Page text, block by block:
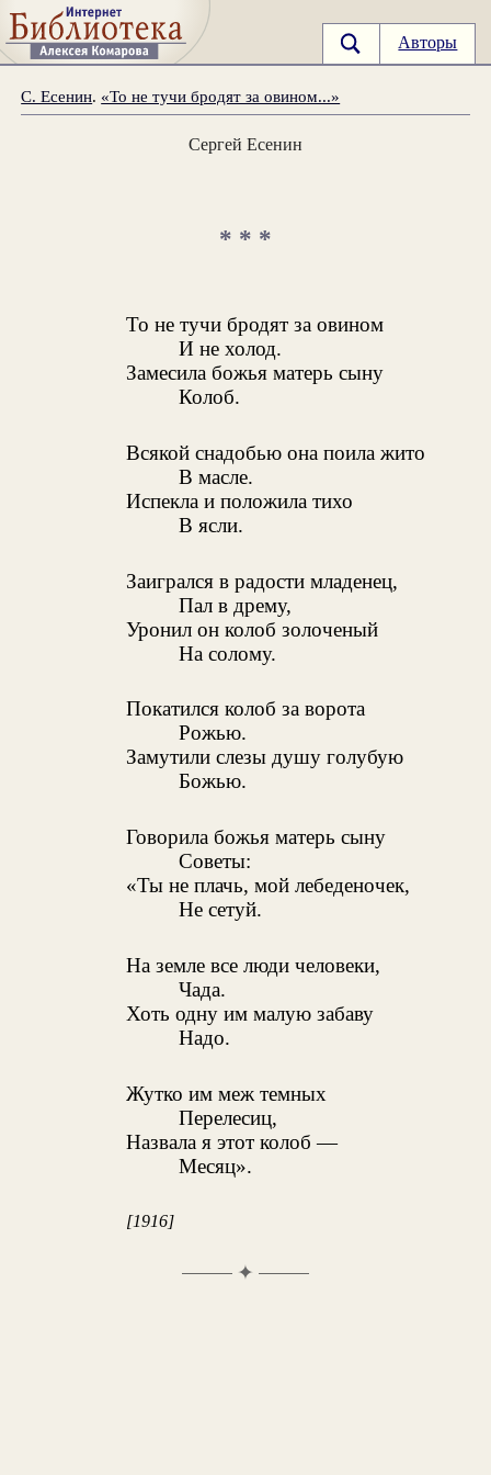
Авторы
С. Есенин. «То не тучи бродят за овином...»
Сергей Есенин
* * *
То не тучи бродят за овином
И не холод.
Замесила божья матерь сыну
Колоб.
Всякой снадобью она поила жито
В масле.
Испекла и положила тихо
В ясли.
Заигрался в радости младенец,
Пал в дрему,
Уронил он колоб золоченый
На солому.
Покатился колоб за ворота
Рожью.
Замутили слезы душу голубую
Божью.
Говорила божья матерь сыну
Советы:
«Ты не плачь, мой лебеденочек,
Не сетуй.
На земле все люди человеки,
Чада.
Хоть одну им малую забаву
Надо.
Жутко им меж темных
Перелесиц,
Назвала я этот колоб —
Месяц».
[1916]
✦